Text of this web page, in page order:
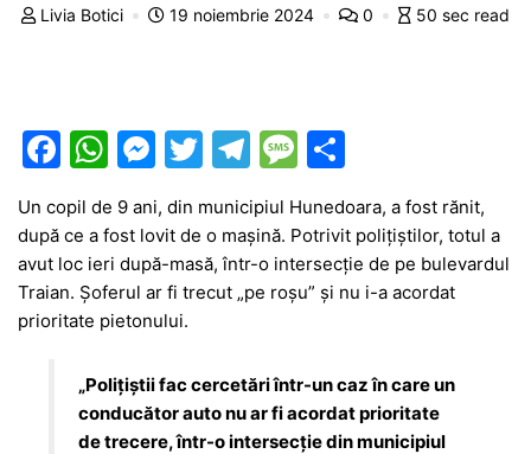
Livia Botici 19 noiembrie 2024 0 50 sec read
F
a
c
e
b
o
o
k
W
at
s
A
p
p
M
s
s
e
n
g
er
T
itt
er
T
el
e
gr
a
M
s
s
a
e
ta
je
a
ă
Un copil de 9 ani, din municipiul Hunedoara, a fost rănit,
după ce a fost lovit de o mașină. Potrivit polițiștilor, totul a
avut loc ieri după-masă, într-o intersecție de pe bulevardul
Traian. Șoferul ar fi trecut „pe roșu” și nu i-a acordat
prioritate pietonului.
„Polițiștii fac cercetări într-un caz în care un
conducător auto nu ar fi acordat prioritate
de trecere, într-o intersecție din municipiul